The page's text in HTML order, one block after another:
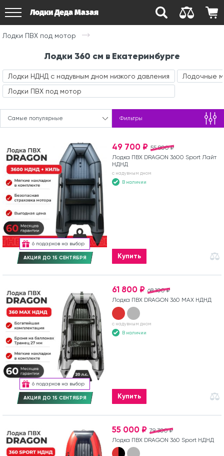
Лодки Деда Мазая
Лодки ПВХ под мотор
Лодки 360 см в Екатеринбурге
Лодки НДНД с надувным дном низкого давления
Лодки ПВХ под мотор
Лодочные
Самые популярные Фильтры
6 подарков на выбор
АКЦИЯ ДО 15 СЕНТЯБРЯ
55 800 ₽
49 700 ₽
Лодка ПВХ DRAGON 3600 Sport Лайт
НДНД
с надувным дном
В наличии
Купить
6 подарков на выбор
АКЦИЯ ДО 15 СЕНТЯБРЯ
68 100 ₽
61 800 ₽
Лодка ПВХ DRAGON 360 MAX НДНД
с надувным дном
В наличии
Купить
79 300 ₽
55 000 ₽
Лодка ПВХ DRAGON 360 Sport НДНД